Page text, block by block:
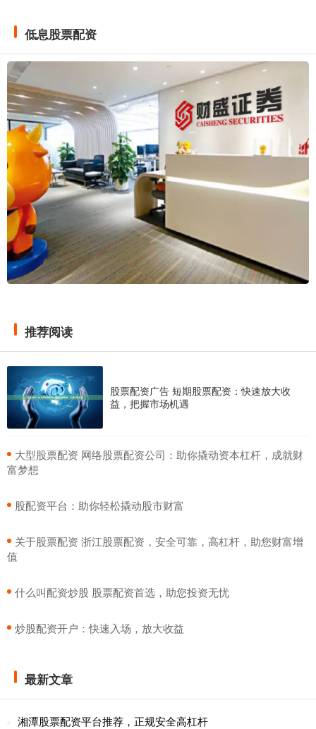
低息股票配资
推荐阅读
股票配资广告 短期股票配资：快速放大收
益，把握市场机遇
​大型股票配资 网络股票配资公司：助你撬动资本杠杆，成就财
富梦想
​股配资平台：助你轻松撬动股市财富
​关于股票配资 浙江股票配资，安全可靠，高杠杆，助您财富增
值
​什么叫配资炒股 股票配资首选，助您投资无忧
​炒股配资开户：快速入场，放大收益
最新文章
湘潭股票配资平台推荐，正规安全高杠杆